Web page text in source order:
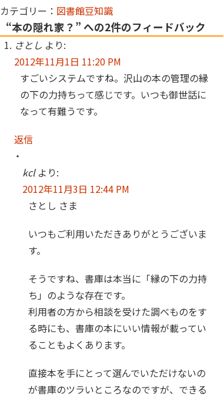
カテゴリー： 図書館豆知識
“本の隠れ家？” への2件のフィードバック
さとし より:
2012年11月1日 11:20 PM
すごいシステムですね。沢山の本の管理の縁
の下の力持ちって感じです。いつも御世話に
なって有難うです。
返信
kcl より:
2012年11月3日 12:44 PM
さとし さま
いつもご利用いただきありがとうございま
す。
そうですね、書庫は本当に「縁の下の力持
ち」のような存在です。
利用者の方から相談を受けた調べものをす
る時にも、書庫の本にいい情報が載ってい
ることもよくあります。
直接本を手にとって選んでいただけないの
が書庫のツラいところなのですが、できる